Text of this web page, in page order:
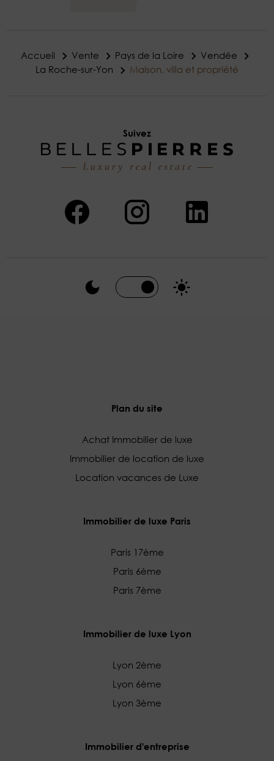
Accueil Vente Pays de la Loire
Vendée
La Roche-sur-Yon
Maison, villa et propriété
Suivez
Plan du site
Achat Immobilier de luxe
Immobilier de location de luxe
Location vacances de Luxe
Immobilier de luxe Paris
Paris 17ème
Paris 6ème
Paris 7ème
Immobilier de luxe Lyon
Lyon 2ème
Lyon 6ème
Lyon 3ème
Immobilier d'entreprise